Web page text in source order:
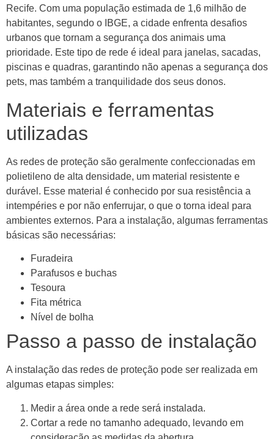
Recife. Com uma população estimada de 1,6 milhão de
habitantes, segundo o IBGE, a cidade enfrenta desafios
urbanos que tornam a segurança dos animais uma
prioridade. Este tipo de rede é ideal para janelas, sacadas,
piscinas e quadras, garantindo não apenas a segurança dos
pets, mas também a tranquilidade dos seus donos.
Materiais e ferramentas
utilizadas
As redes de proteção são geralmente confeccionadas em
polietileno de alta densidade, um material resistente e
durável. Esse material é conhecido por sua resistência a
intempéries e por não enferrujar, o que o torna ideal para
ambientes externos. Para a instalação, algumas ferramentas
básicas são necessárias:
Furadeira
Parafusos e buchas
Tesoura
Fita métrica
Nível de bolha
Passo a passo de instalação
A instalação das redes de proteção pode ser realizada em
algumas etapas simples:
Medir a área onde a rede será instalada.
Cortar a rede no tamanho adequado, levando em